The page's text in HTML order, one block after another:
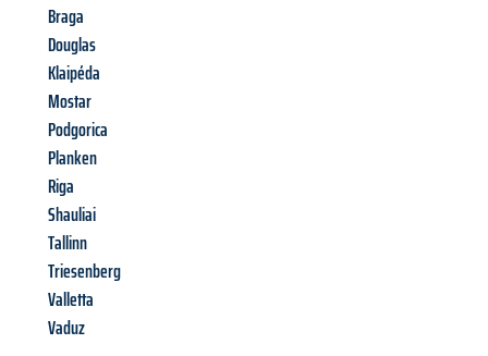
Braga
Douglas
Klaipéda
Mostar
Podgorica
Planken
Riga
Shauliai
Tallinn
Triesenberg
Valletta
Vaduz